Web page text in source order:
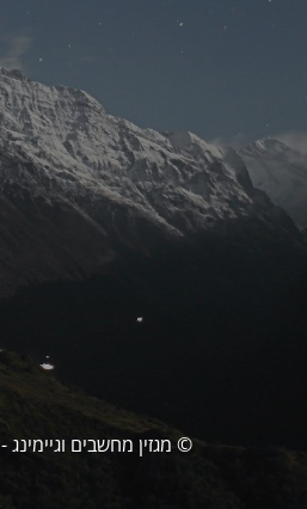
© מגזין מחשבים וגיימינג - PCPlus 2024